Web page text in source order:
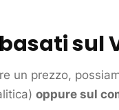
sul
un prezzo,
oppure sul